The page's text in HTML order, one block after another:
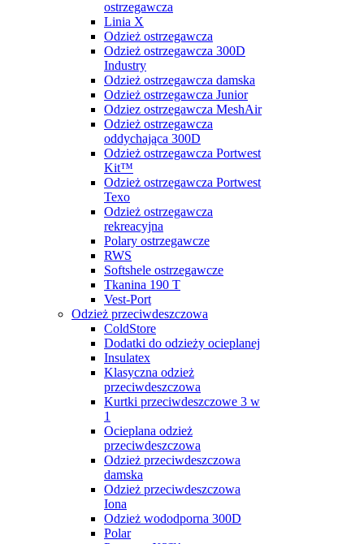
ostrzegawcza
Linia X
Odzież ostrzegawcza
Odzież ostrzegawcza 300D
Industry
Odzież ostrzegawcza damska
Odzież ostrzegawcza Junior
Odziez ostrzegawcza MeshAir
Odzież ostrzegawcza
oddychająca 300D
Odzież ostrzegawcza Portwest
Kit™
Odzież ostrzegawcza Portwest
Texo
Odzież ostrzegawcza
rekreacyjna
Polary ostrzegawcze
RWS
Softshele ostrzegawcze
Tkanina 190 T
Vest-Port
Odzież przeciwdeszczowa
ColdStore
Dodatki do odzieży ocieplanej
Insulatex
Klasyczna odzież
przeciwdeszczowa
Kurtki przeciwdeszczowe 3 w
1
Ocieplana odzież
przeciwdeszczowa
Odzież przeciwdeszczowa
damska
Odzież przeciwdeszczowa
Iona
Odzież wododporna 300D
Polar